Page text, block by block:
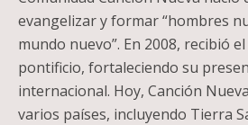
evangelizar y formar “hombres
mundo nuevo”. En 2008, recibió
pontificio, fortaleciendo su
internacional. Hoy, Canción
varios países, incluyendo Tierra